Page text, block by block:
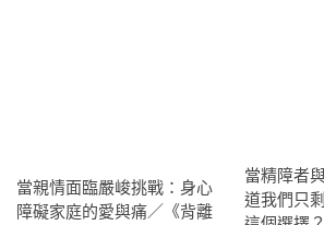
當親情面臨嚴峻挑戰：身心
障礙家庭的愛與痛／《背離
當精障者
道我們只